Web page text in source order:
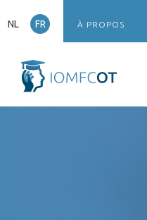
NL FR À PROPOS